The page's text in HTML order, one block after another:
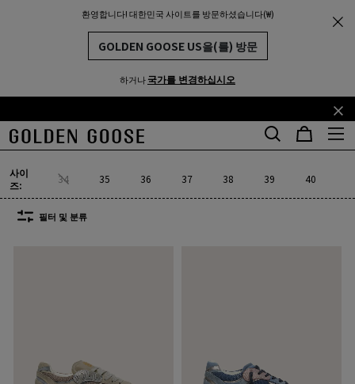
환영합니다! 대한민국 사이트를 방문하셨습니다(₩)
GOLDEN GOOSE US을(를) 방문
하거나국가를 변경하십시오
기
본
콘
텐
츠
로
꼬
리
말
콘
텐
츠
스니커즈 대드-스타
여성 대드-스타
대드-스타
대드-스타
슈퍼-스타 사봇
슈퍼-스타 사봇스카이-스타
브이스타
브이스타
프란시
프란시
포
포
사이
즈:
34 35 36 37 38 39 40
필터 및 분류